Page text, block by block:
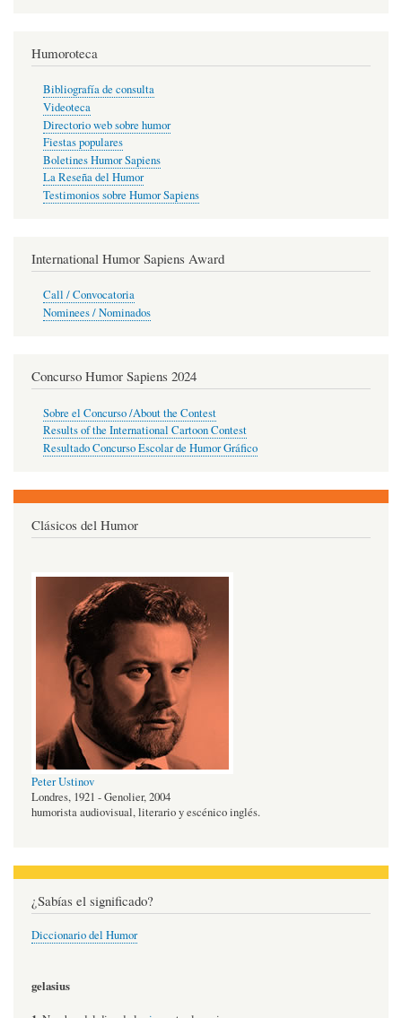
Humoroteca
Bibliografía de consulta
Videoteca
Directorio web sobre humor
Fiestas populares
Boletines Humor Sapiens
La Reseña del Humor
Testimonios sobre Humor Sapiens
International Humor Sapiens Award
Call / Convocatoria
Nominees / Nominados
Concurso Humor Sapiens 2024
Sobre el Concurso /About the Contest
Results of the International Cartoon Contest
Resultado Concurso Escolar de Humor Gráfico
Clásicos del Humor
Peter Ustinov
Londres, 1921 - Genolier, 2004
humorista audiovisual, literario y escénico inglés.
¿Sabías el significado?
Diccionario del Humor
gelasius